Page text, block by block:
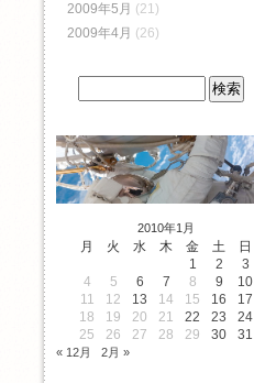
2009年5月 (21)
2009年4月 (26)
2010年1月
月 火 水 木 金 土
日
1
2
3
4
5 6 7 8 9
10
11
12 13 14 15 16
17
18
19 20 21 22 23
24
25
26 27 28 29 30 31
« 12月 2月 »